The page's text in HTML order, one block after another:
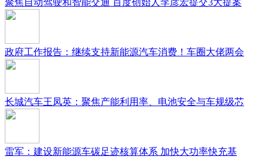
聚焦自动驾驶和智能交通 百度创始人李彦宏提交3大提案
政府工作报告：继续支持新能源汽车消费！车圈大佬两会
长城汽车王凤英：聚焦产能利用率、电池安全与车规级芯
雷军：建设新能源车碳足迹核算体系 加快大功率快充基